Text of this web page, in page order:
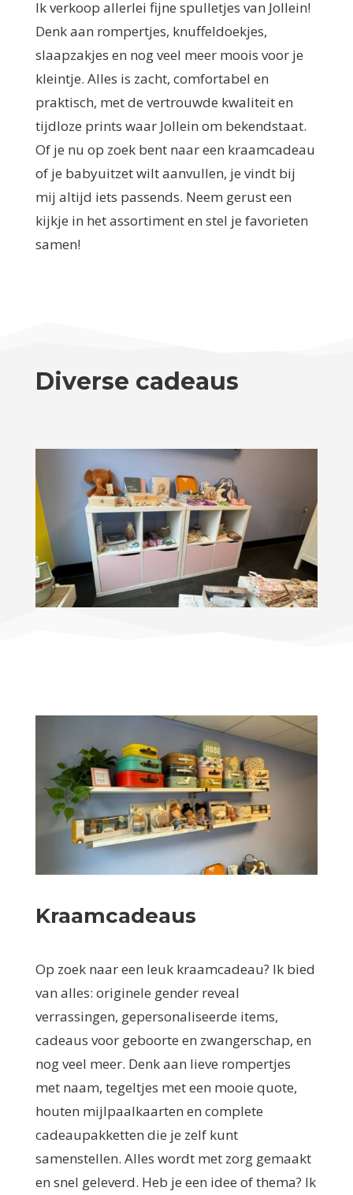
Ik verkoop allerlei fijne spulletjes van Jollein!
Denk aan rompertjes, knuffeldoekjes,
slaapzakjes en nog veel meer moois voor je
kleintje. Alles is zacht, comfortabel en
praktisch, met de vertrouwde kwaliteit en
tijdloze prints waar Jollein om bekendstaat.
Of je nu op zoek bent naar een kraamcadeau
of je babyuitzet wilt aanvullen, je vindt bij
mij altijd iets passends. Neem gerust een
kijkje in het assortiment en stel je favorieten
samen!
Diverse cadeaus
Kraamcadeaus
Op zoek naar een leuk kraamcadeau? Ik bied
van alles: originele gender reveal
verrassingen, gepersonaliseerde items,
cadeaus voor geboorte en zwangerschap, en
nog veel meer. Denk aan lieve rompertjes
met naam, tegeltjes met een mooie quote,
houten mijlpaalkaarten en complete
cadeaupakketten die je zelf kunt
samenstellen. Alles wordt met zorg gemaakt
en snel geleverd. Heb je een idee of thema? Ik